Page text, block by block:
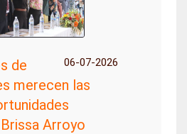
06-07-2026
de
merecen las
Arroyo